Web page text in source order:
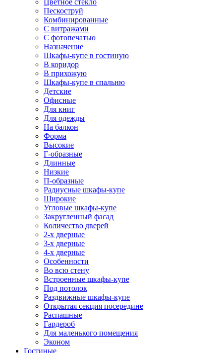
Цветное стекло
Пескоструй
Комбинированные
С витражами
С фотопечатью
Назначение
Шкафы-купе в гостиную
В коридор
В прихожую
Шкафы-купе в спальню
Детские
Офисные
Для книг
Для одежды
На балкон
Форма
Высокие
Г-образные
Длинные
Низкие
П-образные
Радиусные шкафы-купе
Широкие
Угловые шкафы-купе
Закругленный фасад
Количество дверей
2-х дверные
3-х дверные
4-х дверные
Особенности
Во всю стену
Встроенные шкафы-купе
Под потолок
Раздвижные шкафы-купе
Открытая секция посередине
Распашные
Гардероб
Для маленького помещения
Эконом
Гостиные